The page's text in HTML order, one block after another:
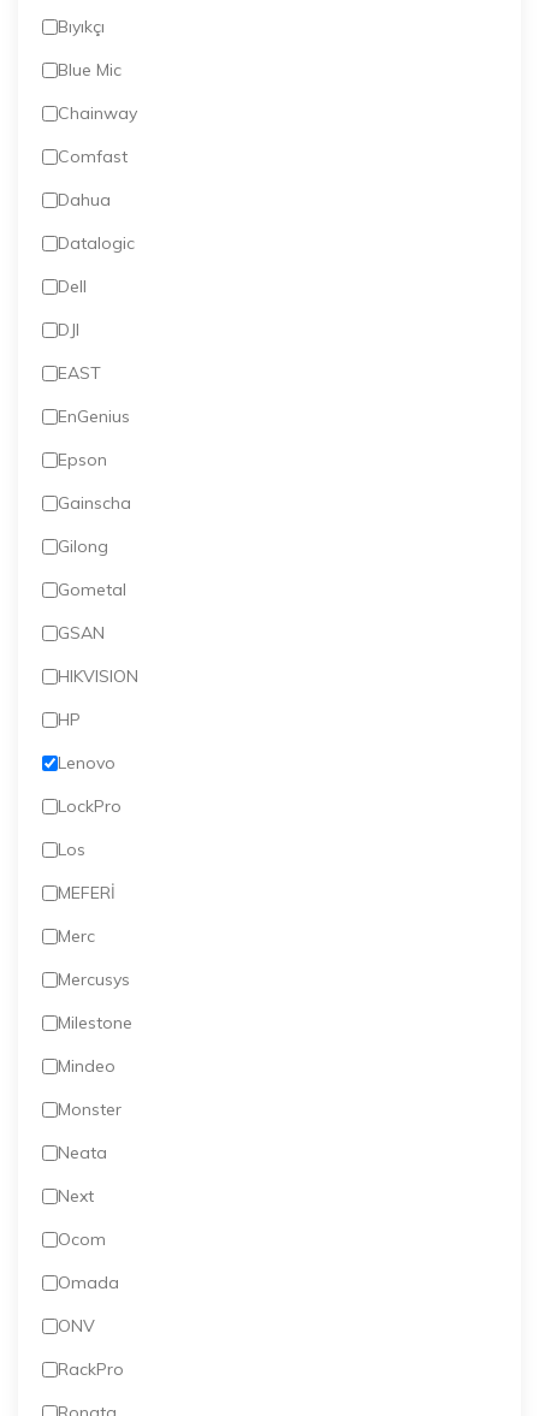
Bıyıkçı
Blue Mic
Chainway
Comfast
Dahua
Datalogic
Dell
DJI
EAST
EnGenius
Epson
Gainscha
Gilong
Gometal
GSAN
HIKVISION
HP
Lenovo
LockPro
Los
MEFERİ
Merc
Mercusys
Milestone
Mindeo
Monster
Neata
Next
Ocom
Omada
ONV
RackPro